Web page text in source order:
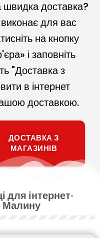
швидка доставка?
для вас
на кнопку
і заповніть
"Доставка з
в інтернет
доставкою.
ДОСТАВКА З
МАГАЗИНІВ
для інтернет-
Малину